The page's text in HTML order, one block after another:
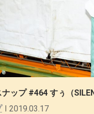
ップ #464 すぅ（
2019.03.17